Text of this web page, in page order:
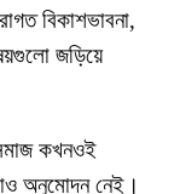
বিকাশভাবনা,
জড়িয়ে
কখনওই
অনুমোদন নেই।